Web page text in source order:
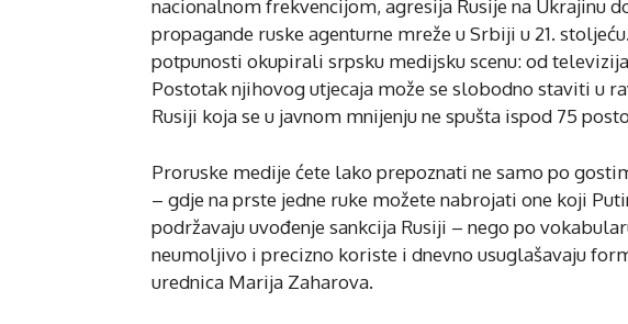
nacionalnom frekvencijom, agresija Rusije na Ukrajinu
propagande ruske agenturne mreže u Srbiji u 21.
potpunosti okupirali srpsku medijsku scenu: od
Postotak njihovog utjecaja može se slobodno staviti u
Rusiji koja se u javnom mnijenju ne spušta ispod 75
Proruske medije ćete lako prepoznati ne samo po
– gdje na prste jedne ruke možete nabrojati one koji
podržavaju uvođenje sankcija Rusiji – nego po
neumoljivo i precizno koriste i dnevno usuglašavaju
urednica Marija Zaharova.